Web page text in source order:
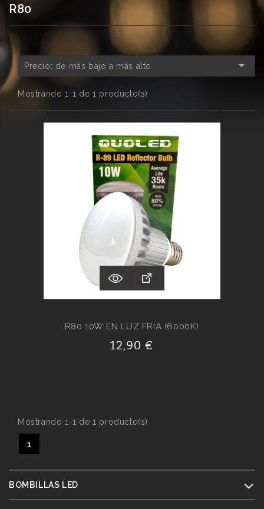
R80
Precio: de más bajo a más alto 
Mostrando 1-1 de 1 producto(s)
R80 10W EN LUZ FRÍA (6000K)
12,90 €
Mostrando 1-1 de 1 producto(s)
1
BOMBILLAS LED